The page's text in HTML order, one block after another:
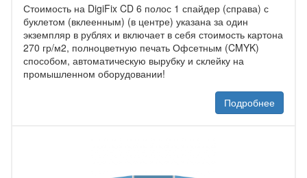
Стоимость на DigiFix CD 6 полос 1 спайдер (справа) с
буклетом (вклеенным) (в центре) указана за один
экземпляр в рублях и включает в себя стоимость картона
270 гр/м2, полноцветную печать Офсетным (CMYK)
способом, автоматическую вырубку и склейку на
промышленном оборудовании!
Подробнее